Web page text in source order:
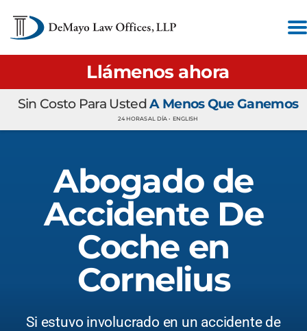
Llámenos ahora
Sin Costo Para UstedA Menos Que Ganemos
24 HORAS AL DÍA • ENGLISH
Abogado de
Accidente De
Coche en
Cornelius
Si estuvo involucrado en un accidente de